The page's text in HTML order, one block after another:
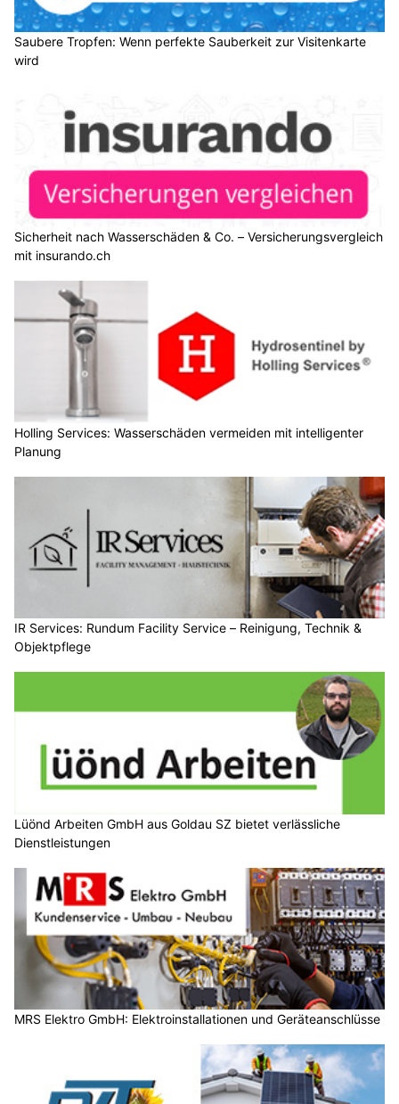
Saubere Tropfen: Wenn perfekte Sauberkeit zur Visitenkarte
wird
Sicherheit nach Wasserschäden & Co. – Versicherungsvergleich
mit insurando.ch
Holling Services: Wasserschäden vermeiden mit intelligenter
Planung
IR Services: Rundum Facility Service – Reinigung, Technik &
Objektpflege
Lüönd Arbeiten GmbH aus Goldau SZ bietet verlässliche
Dienstleistungen
MRS Elektro GmbH: Elektroinstallationen und Geräteanschlüsse